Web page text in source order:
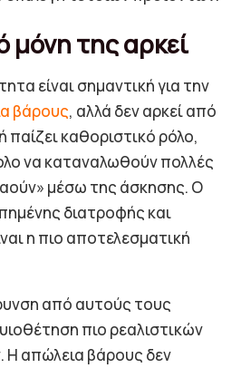
της αρκεί
είναι σημαντική για την
βάρους, αλλά δεν αρκεί από
καθοριστικό ρόλο,
να καταναλωθούν πολλές
μέσω της άσκησης. Ο
διατροφής και
η πιο αποτελεσματική
από αυτούς τους
πιο ρεαλιστικών
Η απώλεια βάρους δεν